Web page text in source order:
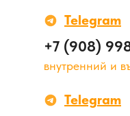
+7 (908)
Telegram
Telegram
внутренний и